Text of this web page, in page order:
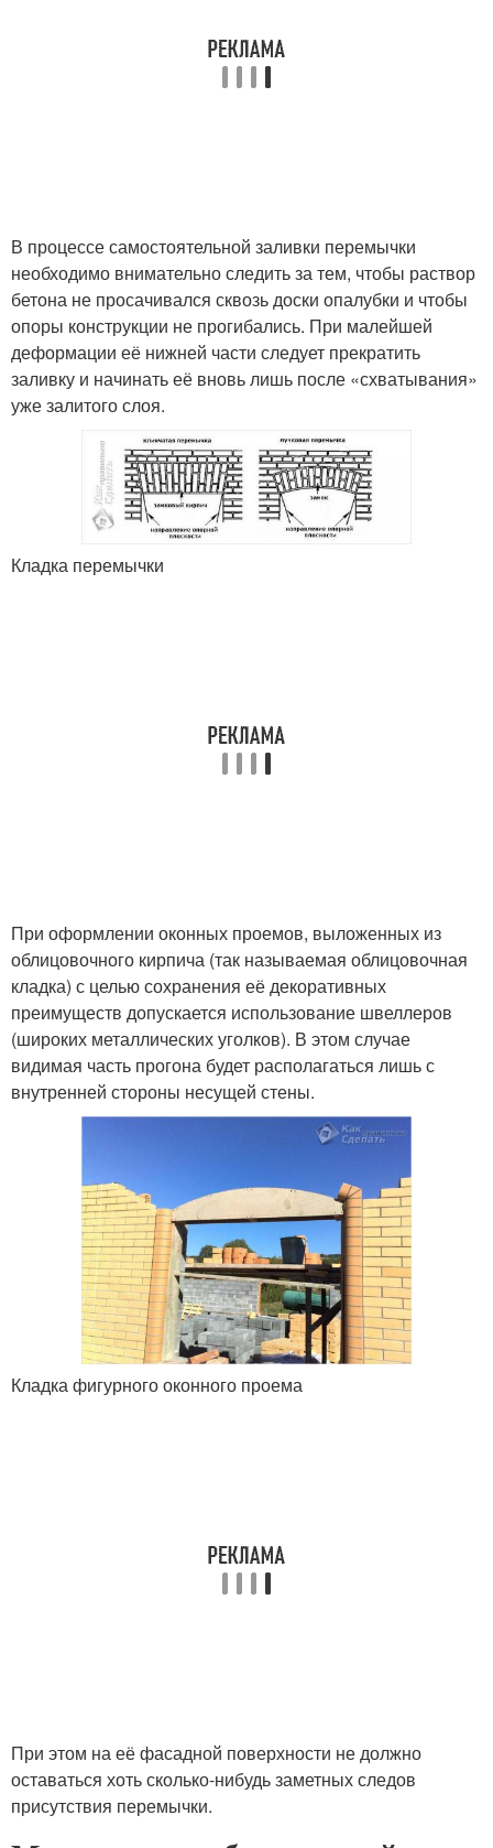
В процессе самостоятельной заливки перемычки
необходимо внимательно следить за тем, чтобы раствор
бетона не просачивался сквозь доски опалубки и чтобы
опоры конструкции не прогибались. При малейшей
деформации её нижней части следует прекратить
заливку и начинать её вновь лишь после «схватывания»
уже залитого слоя.
Кладка перемычки
При оформлении оконных проемов, выложенных из
облицовочного кирпича (так называемая облицовочная
кладка) с целью сохранения её декоративных
преимуществ допускается использование швеллеров
(широких металлических уголков). В этом случае
видимая часть прогона будет располагаться лишь с
внутренней стороны несущей стены.
Кладка фигурного оконного проема
При этом на её фасадной поверхности не должно
оставаться хоть сколько-нибудь заметных следов
присутствия перемычки.